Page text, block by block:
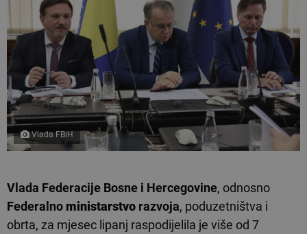
Vlada FBiH
Vlada Federacije Bosne i Hercegovine, odnosno
Federalno ministarstvo razvoja, poduzetništva i
obrta, za mjesec lipanj raspodijelila je više od 7